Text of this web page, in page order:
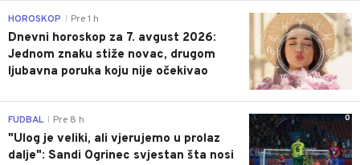
0
HOROSKOP Pre 1 h
Dnevni horoskop za 7. avgust 2026:
Jednom znaku stiže novac, drugom
ljubavna poruka koju nije očekivao
0
FUDBAL Pre 8 h
"Ulog je veliki, ali vjerujemo u prolaz
dalje": Sandi Ogrinec svjestan šta nosi